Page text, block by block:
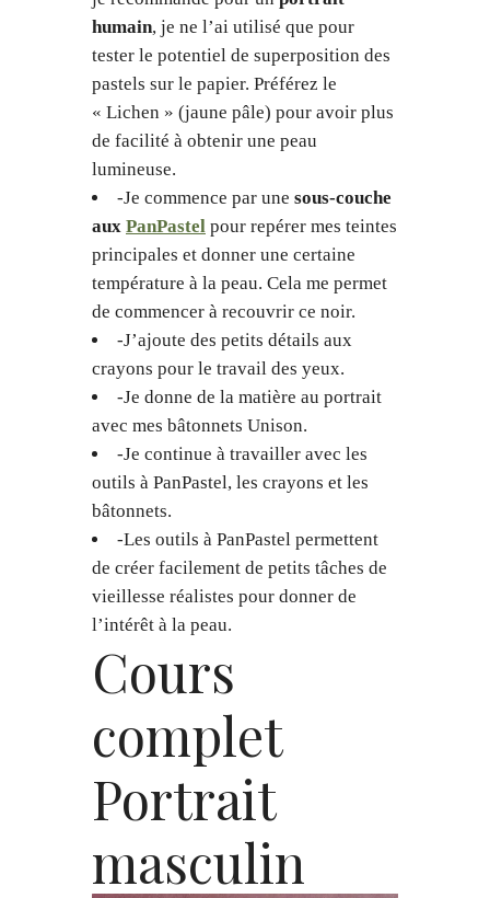
humain, je ne l’ai utilisé que pour
tester le potentiel de superposition des
pastels sur le papier. Préférez le
« Lichen » (jaune pâle) pour avoir plus
de facilité à obtenir une peau
lumineuse.
-Je commence par une sous-couche
aux PanPastel pour repérer mes teintes
principales et donner une certaine
température à la peau. Cela me permet
de commencer à recouvrir ce noir.
-J’ajoute des petits détails aux
crayons pour le travail des yeux.
-Je donne de la matière au portrait
avec mes bâtonnets Unison.
-Je continue à travailler avec les
outils à PanPastel, les crayons et les
bâtonnets.
-Les outils à PanPastel permettent
de créer facilement de petits tâches de
vieillesse réalistes pour donner de
l’intérêt à la peau.
Cours
complet
Portrait
masculin